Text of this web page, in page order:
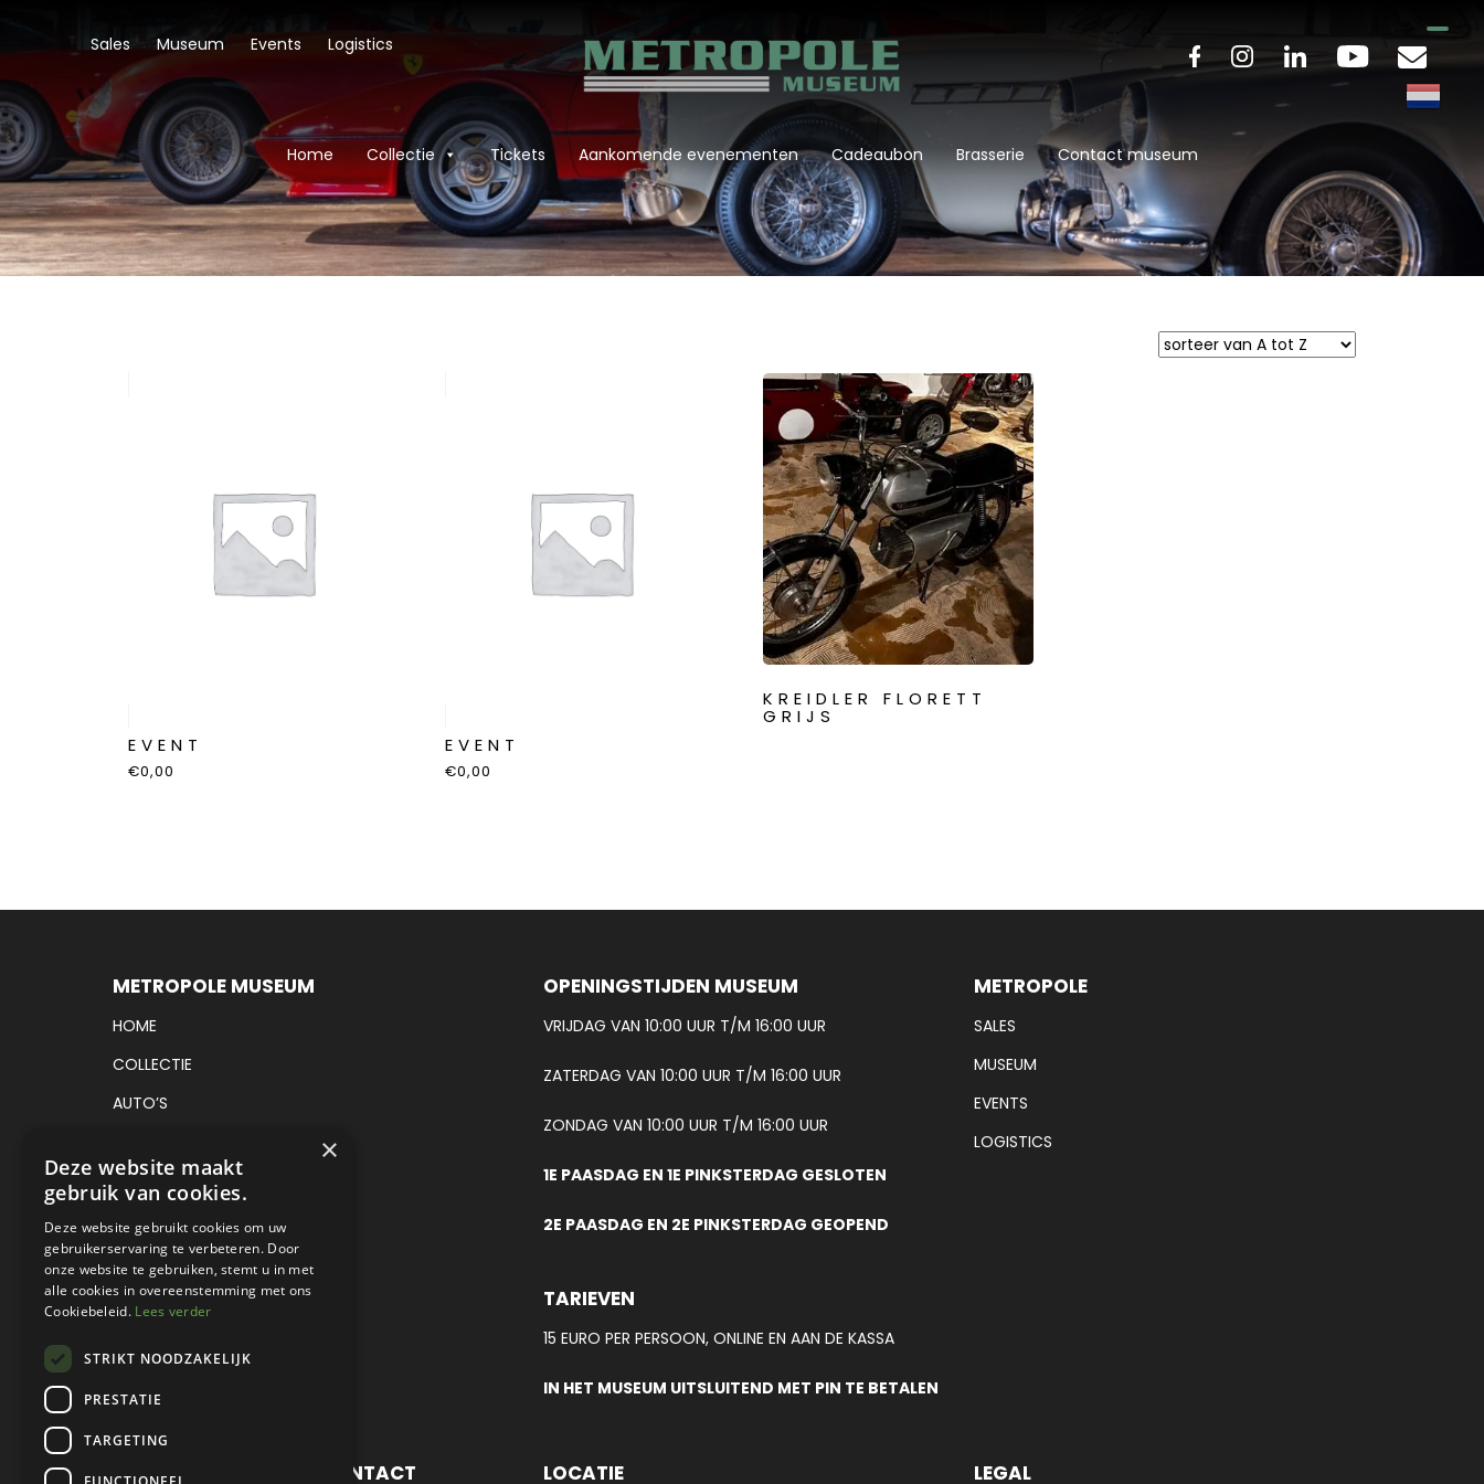
Sales Museum Events Logistics
Home Collectie Tickets Aankomende evenementen Cadeaubon Brasserie Contact museum
EVENT
€0,00
EVENT
€0,00
KREIDLER FLORETT
GRIJS
METROPOLE MUSEUM
HOME
COLLECTIE
AUTO’S
TICKETS
AANKOMENDE EVENEMENTEN
CADEAUBON
BRASSERIE
OPENINGSTIJDEN MUSEUM
VRIJDAG VAN 10:00 UUR T/M 16:00 UUR
ZATERDAG VAN 10:00 UUR T/M 16:00 UUR
ZONDAG VAN 10:00 UUR T/M 16:00 UUR
1E PAASDAG EN 1E PINKSTERDAG GESLOTEN
2E PAASDAG EN 2E PINKSTERDAG GEOPEND
TARIEVEN
15 EURO PER PERSOON, ONLINE EN AAN DE KASSA
IN HET MUSEUM UITSLUITEND MET PIN TE BETALEN
METROPOLE
SALES
MUSEUM
EVENTS
LOGISTICS
METROPOLE MUSEUM CONTACT LOCATIE LEGAL
×
Deze website maakt
gebruik van cookies.
Deze website gebruikt cookies om uw
gebruikerservaring te verbeteren. Door
onze website te gebruiken, stemt u in met
alle cookies in overeenstemming met ons
Cookiebeleid. Lees verder
STRIKT NOODZAKELIJK
PRESTATIE
TARGETING